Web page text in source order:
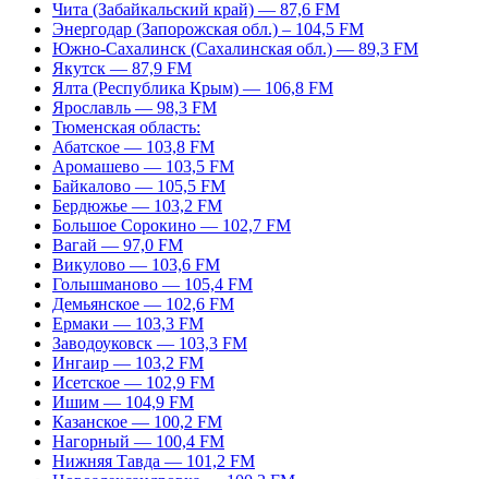
Чита (Забайкальский край) — 87,6 FM
Энергодар (Запорожская обл.) – 104,5 FM
Южно-Сахалинск (Сахалинская обл.) — 89,3 FM
Якутск — 87,9 FM
Ялта (Республика Крым) — 106,8 FM
Ярославль — 98,3 FM
Тюменская область:
Абатское — 103,8 FM
Аромашево — 103,5 FM
Байкалово — 105,5 FM
Бердюжье — 103,2 FM
Большое Сорокино — 102,7 FM
Вагай — 97,0 FM
Викулово — 103,6 FM
Голышманово — 105,4 FM
Демьянское — 102,6 FM
Ермаки — 103,3 FM
Заводоуковск — 103,3 FM
Ингаир — 103,2 FM
Исетское — 102,9 FM
Ишим — 104,9 FM
Казанское — 100,2 FM
Нагорный — 100,4 FM
Нижняя Тавда — 101,2 FM